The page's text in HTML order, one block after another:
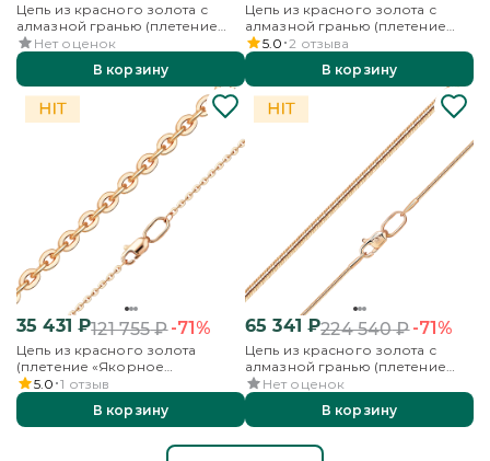
Цепь из красного золота с
алмазной гранью (плетение
«Сингапур»)
Нет оценок
В корзину
Цепь из красного золота с
алмазной гранью (плетение
«Двойной ромб»)
5.0 2 отзыва
В корзину
35 431 ₽121 755₽-71%
Цепь из красного золота
(плетение «Якорное
бриллиантовое»)
5.0 1 отзыв
В корзину
65 341 ₽224 540₽-71%
Цепь из красного золота с
алмазной гранью (плетение
«Снейк»)
Нет оценок
В корзину